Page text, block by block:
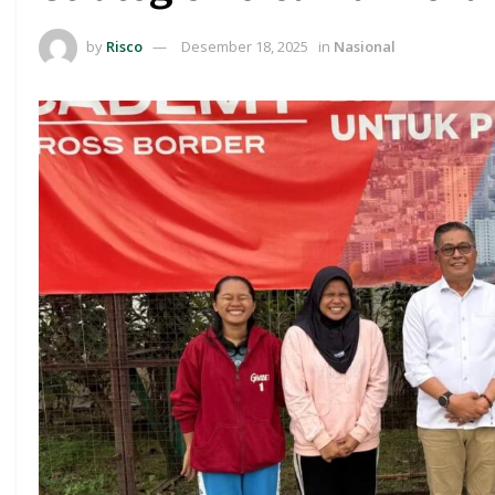
by Risco Desember 18, 2025 in Nasional